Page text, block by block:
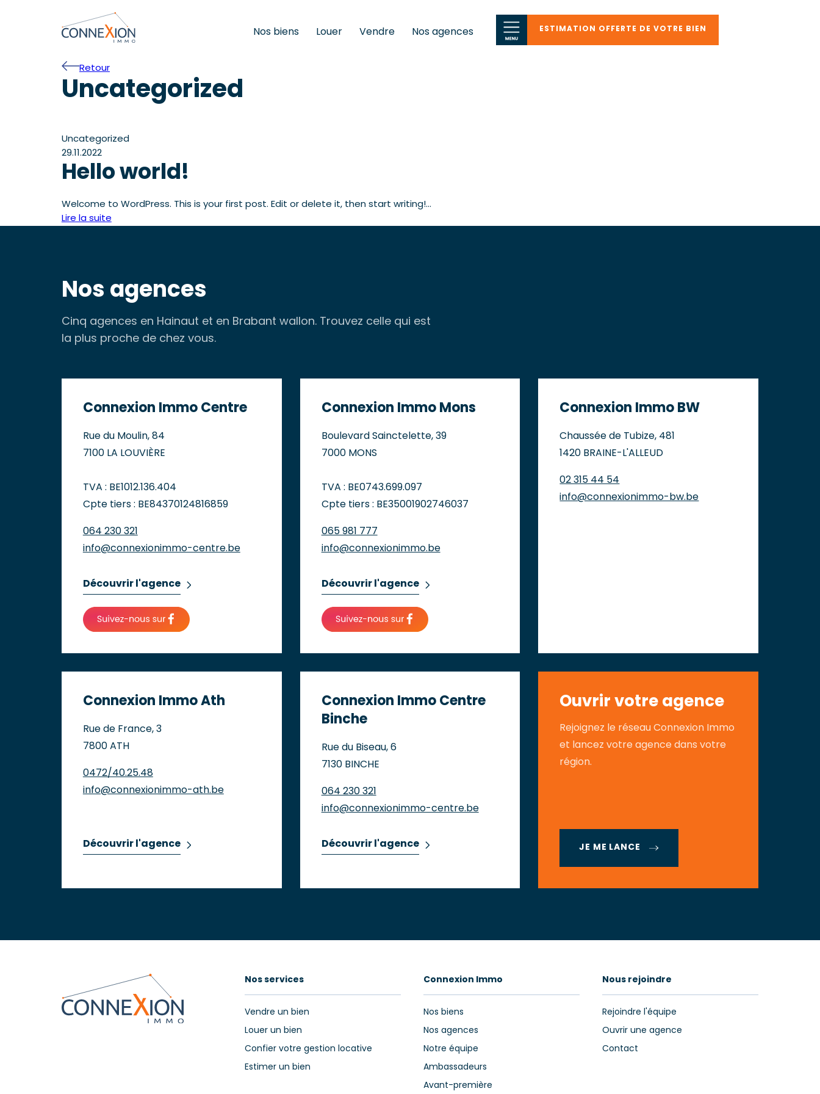
Nos biens Louer Vendre Nos agences ESTIMATION OFFERTE DE VOTRE BIEN
Retour
Uncategorized
Uncategorized
29.11.2022
Hello world!
Welcome to WordPress. This is your first post. Edit or delete it, then start writing!…
Lire la suite
Nos agences
Cinq agences en Hainaut et en Brabant wallon. Trouvez celle qui est
la plus proche de chez vous.
Connexion Immo Centre
Rue du Moulin, 84
7100 LA LOUVIÈRE
TVA : BE1012.136.404
Cpte tiers : BE84370124816859
064 230 321
info@connexionimmo-centre.be
Découvrir l'agence
Connexion Immo Mons
Boulevard Sainctelette, 39
7000 MONS
TVA : BE0743.699.097
Cpte tiers : BE35001902746037
065 981 777
info@connexionimmo.be
Découvrir l'agence
Connexion Immo BW
Chaussée de Tubize, 481
1420 BRAINE-L'ALLEUD
02 315 44 54
info@connexionimmo-bw.be
Connexion Immo Ath
Rue de France, 3
7800 ATH
0472/40.25.48
info@connexionimmo-ath.be
Découvrir l'agence
Connexion Immo Centre
Binche
Rue du Biseau, 6
7130 BINCHE
064 230 321
info@connexionimmo-centre.be
Découvrir l'agence
Ouvrir votre agence
Rejoignez le réseau Connexion Immo
et lancez votre agence dans votre
région.
JE ME LANCE
Nos services
Vendre un bien
Louer un bien
Confier votre gestion locative
Estimer un bien
Connexion Immo
Nos biens
Nos agences
Notre équipe
Ambassadeurs
Avant-première
Nous rejoindre
Rejoindre l'équipe
Ouvrir une agence
Contact